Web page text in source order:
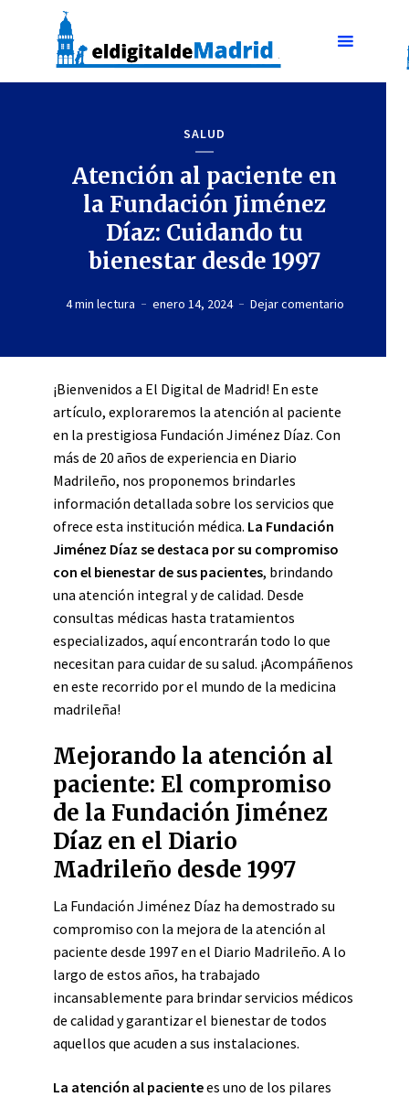
SALUD
Atención al paciente en
la Fundación Jiménez
Díaz: Cuidando tu
bienestar desde 1997
4 min lectura enero 14, 2024 Dejar comentario
¡Bienvenidos a El Digital de Madrid! En este
artículo, exploraremos la atención al paciente
en la prestigiosa Fundación Jiménez Díaz. Con
más de 20 años de experiencia en Diario
Madrileño, nos proponemos brindarles
información detallada sobre los servicios que
ofrece esta institución médica. La Fundación
Jiménez Díaz se destaca por su compromiso
con el bienestar de sus pacientes, brindando
una atención integral y de calidad. Desde
consultas médicas hasta tratamientos
especializados, aquí encontrarán todo lo que
necesitan para cuidar de su salud. ¡Acompáñenos
en este recorrido por el mundo de la medicina
madrileña!
Mejorando la atención al
paciente: El compromiso
de la Fundación Jiménez
Díaz en el Diario
Madrileño desde 1997
La Fundación Jiménez Díaz ha demostrado su
compromiso con la mejora de la atención al
paciente desde 1997 en el Diario Madrileño. A lo
largo de estos años, ha trabajado
incansablemente para brindar servicios médicos
de calidad y garantizar el bienestar de todos
aquellos que acuden a sus instalaciones.
La atención al pacientees uno de los pilares